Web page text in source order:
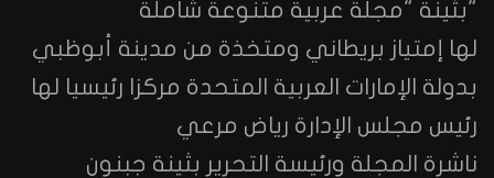
"بثينة "مجلة عربية متنوعة شاملة
لها إمتياز بريطاني ومتخذة من مدينة أبوظبي
بدولة الإمارات العربية المتحدة مركزا رئيسيا لها
رئيس مجلس الإدارة رياض مرعي
ناشرة المجلة ورئيسة التحرير بثينة جبنون